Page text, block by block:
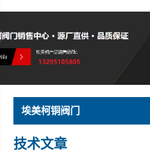
埃美柯铜阀门
技术文章